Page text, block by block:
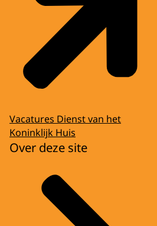
Vacatures Dienst van het
Koninklijk Huis
Over deze site